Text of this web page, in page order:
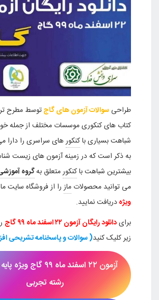
طراحی سوالات آزمون های گاجتوسط مطرح
کتاب های کنکوری موسسات مختلف از جمله
شباهت بسیاری باکنکورهای سراسری را دارا
به ذکر است که در زمینه آزمون های زیست
بیشترین شباهت باکنکورمتعلق بهگروه
می توانید محصولات مازرا از فروشگاه سایت ما
ویژهدریافت نمایید.
برایدانلود رایگان آزمون ۲۲ اسفند ماه
زیر کلیک کنید( سوالات و پاسخنامه تشریحی
آزمون ۲۲ اسفند ماه ۹۹
گاج ویژه
رشته تجربی